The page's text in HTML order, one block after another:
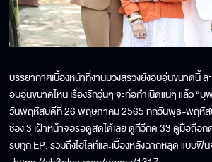
บรรยากาศเบื้องหน้าที่งานบวงสรวงยังอบอุ่นขนาดนี้
อบอุ่นขนาดไหน เรื่องรักวุ่นๆ จะก่อกำเนิดแน่ๆ แล้ว “
วันพฤหัสบดีที่ 26 พฤษภาคม 2565 ทุกวันพุธ-พฤหัส
ช่อง 3 เฝ้าหน้าจอรอดูสดได้เลย ดูทีวีกด 33 ดูมือถือ
รบทุก EP. รวมถึงไฮไลท์และเบื้องหลังฉากหลุด แบบฟิ